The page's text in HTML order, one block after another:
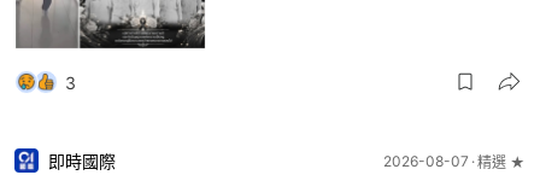
3
即時國際 2026-08-07 精選 ★